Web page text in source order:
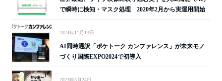
で瞬時に検知・マスク処理 2020年2月から実運用開始
2024年11月13日
AI同時通訳「ポケトーク カンファレンス」が未来モノ
づくり国際EXPO2024で初導入
2023年3月24日